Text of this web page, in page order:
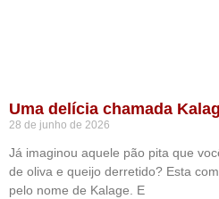
Uma delícia chamada
28 de junho de 2026
Já imaginou aquele pão pita que
de oliva e queijo derretido? Esta
pelo nome de Kalage. E